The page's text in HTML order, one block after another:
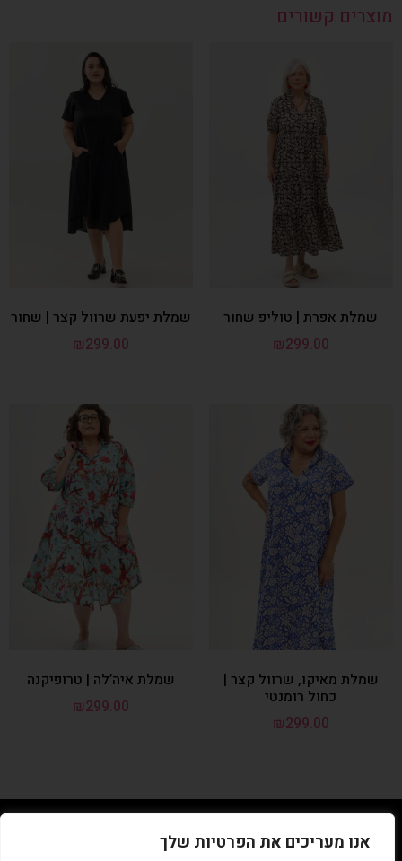
אנו מעריכים את הפרטיות שלך
מוצרים קשורים
שמלת אפרת | טוליפ שחור
₪299.00
שמלת יפעת שרוול קצר | שחור
₪299.00
שמלת מאיקו, שרוול קצר |
כחול רומנטי
₪299.00
שמלת איה’לה | טרופיקנה
₪299.00
050-3991993